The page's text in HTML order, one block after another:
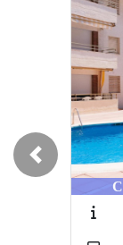
Previous